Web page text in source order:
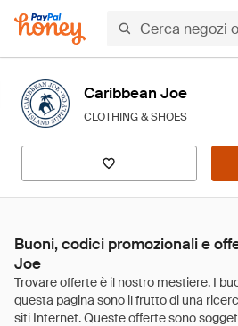
Caribbean Joe
CLOTHING & SHOES
Buoni, codici promozionali e
Joe